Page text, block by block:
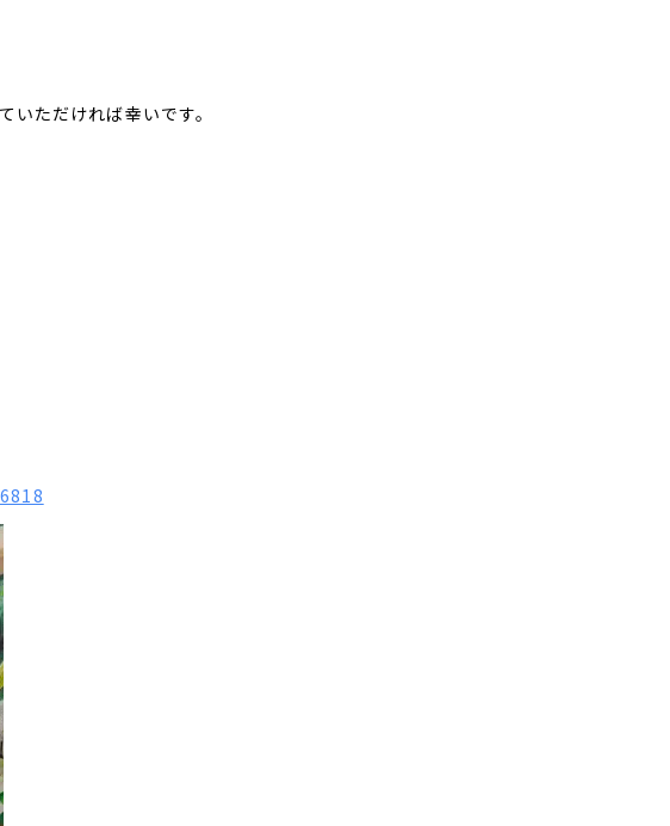
ただければ幸いです。